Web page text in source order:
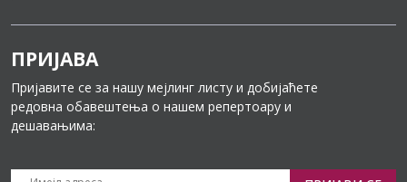
ПРИЈАВА
Пријавите се за нашу мејлинг листу и добијаћете
редовна обавештења о нашем репертоару и
дешавањима: